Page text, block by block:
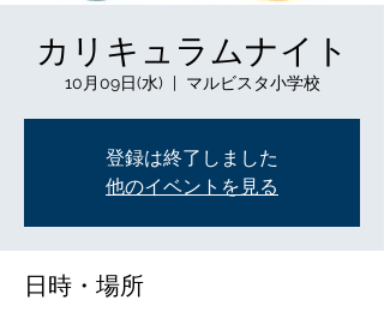
カリキュラムナイト
10月09日(水)
  |
マルビスタ小学校
登録は終了しました
他のイベントを見る
日時・場所